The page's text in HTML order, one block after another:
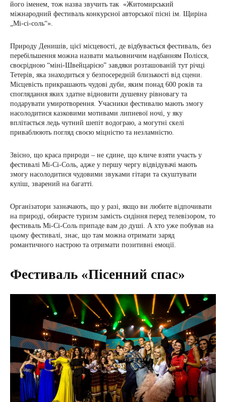
його іменем, тож назва звучить так «Житомирський
міжнародний фестиваль конкурсної авторської пісні ім. Щиріна
„Мі-сі-соль“».
Природу Денишів, цієї місцевості, де відбувається фестиваль, без
перебільшення можна назвати мальовничим надбанням Полісся,
своєрідною “міні-Швейцарією” завдяки розташованій тут річці
Тетерів, яка знаходиться у безпосередній близькості від сцени.
Місцевість прикрашають чудові дуби, яким понад 600 років та
споглядання яких здатне відновити душевну рівновагу та
подарувати умиротворення. Учасники фестивалю мають змогу
насолодитися казковими мотивами липневої ночі, у яку
вплітається ледь чутний шепіт водограю, а могутні скелі
приваблюють погляд своєю міцністю та незламністю.
Звісно, що краса природи – не єдине, що кличе взяти участь у
фестивалі Мі-Сі-Соль, адже у першу чергу відвідувачі мають
змогу насолодитися чудовими звуками гітари та скуштувати
куліш, зварений на багатті.
Організатори зазначають, що у разі, якщо ви любите відпочивати
на природі, обираєте туризм замість сидіння перед телевізором, то
фестиваль Мі-Сі-Соль припаде вам до душі. А хто уже побував на
цьому фестивалі, знає, що там можна отримати заряд
романтичного настрою та отримати позитивні емоції.
Фестиваль «Пісенний спас»